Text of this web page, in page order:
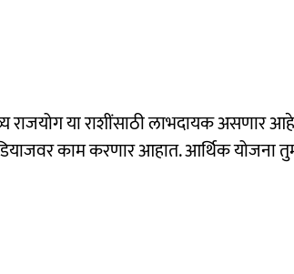
या राशींसाठी लाभदायक असणार
काम करणार आहात. आर्थिक योजना